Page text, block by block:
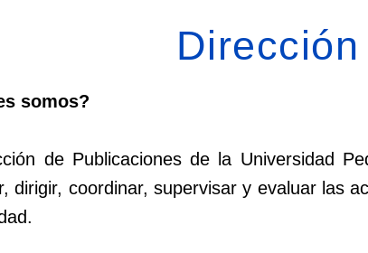
somos?
de Publicaciones de la Universidad
dirigir, coordinar, supervisar y evaluar las